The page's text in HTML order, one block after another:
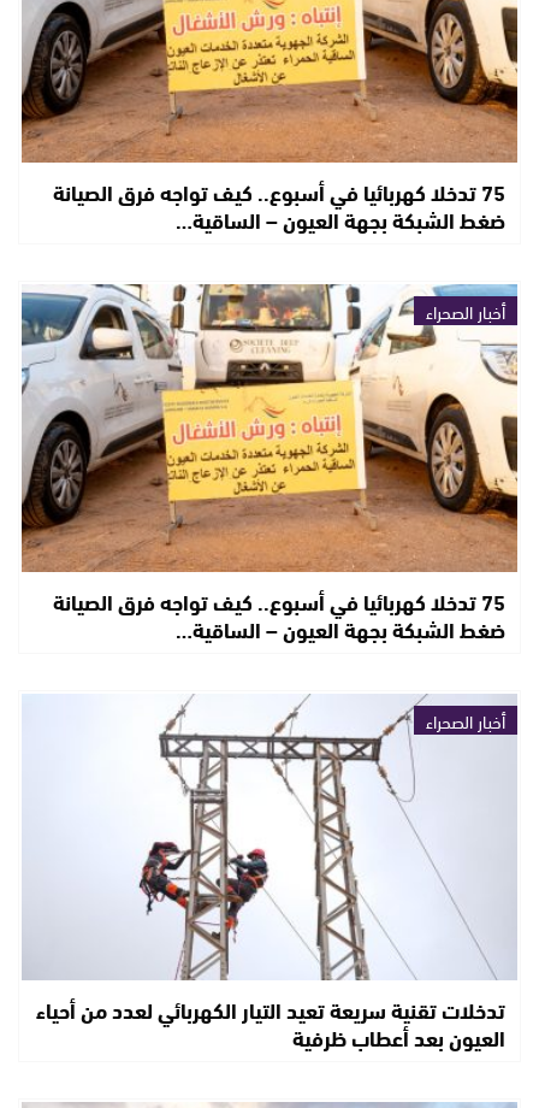
75 تدخلا كهربائيا في أسبوع.. كيف تواجه فرق الصيانة
ضغط الشبكة بجهة العيون – الساقية…
أخبار الصحراء
75 تدخلا كهربائيا في أسبوع.. كيف تواجه فرق الصيانة
ضغط الشبكة بجهة العيون – الساقية…
أخبار الصحراء
تدخلات تقنية سريعة تعيد التيار الكهربائي لعدد من أحياء
العيون بعد أعطاب ظرفية